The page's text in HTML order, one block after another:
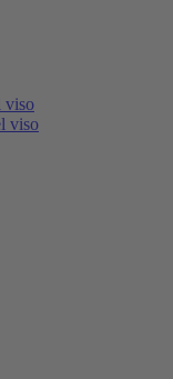
viso
viso